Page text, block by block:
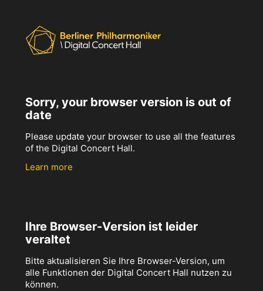
Sorry, your browser version is out of
date
Please update your browser to use all the features
of the Digital Concert Hall.
Learn more
Ihre Browser-Version ist leider
veraltet
Bitte aktualisieren Sie Ihre Browser-Version, um
alle Funktionen der Digital Concert Hall nutzen zu
können.